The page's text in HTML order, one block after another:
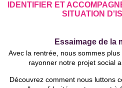
IDENTIFIER ET
SITUATION
Essaimage de la
Avec la rentrée, nous sommes
rayonner notre projet social
Découvrez comment nous luttons